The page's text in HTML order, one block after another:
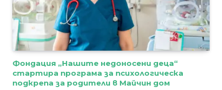
Фондация „Нашите недоносени деца“
стартира програма за психологическа
подкрепа за родители в Майчин дом